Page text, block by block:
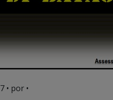
• por •